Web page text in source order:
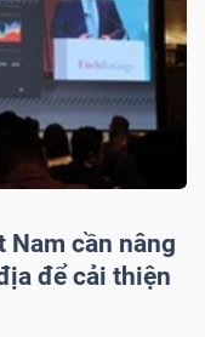
Nam cần nâng
để cải thiện